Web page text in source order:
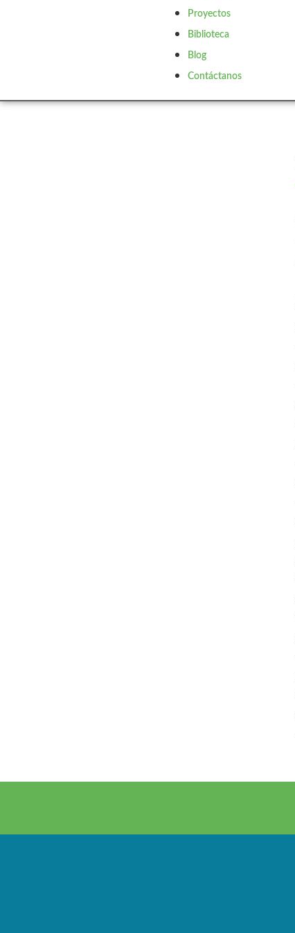
Proyectos
Biblioteca
Blog
Contáctanos